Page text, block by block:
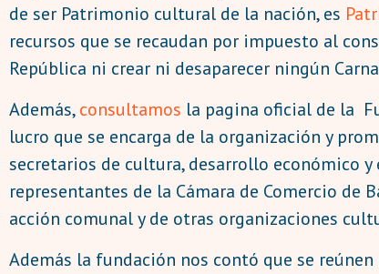
de ser Patrimonio cultural de la nación, es
recursos que se recaudan por impuesto al
República ni crear ni desaparecer ningún
Además,consultamos la pagina oficial de la
lucro que se encarga de la organización y
secretarios de cultura, desarrollo económico
representantes de la Cámara de Comercio
acción comunal y de otras organizaciones
Además la fundación nos contó que se